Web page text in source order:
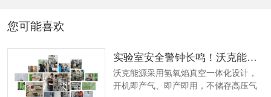
您可能喜欢
实验室安全警钟长鸣！沃克能源筑牢石英管封管安全防线
沃克能源采用氢氧焰真空一体化设计，
开机即产气、即产即用，不储存高压气